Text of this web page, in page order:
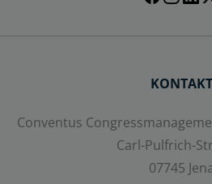
KONTAKT
Conventus
Carl-Pulfrich-
07745